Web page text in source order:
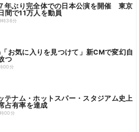
年ぶり完全体での日本公演を開催 東京
間で11万人を動員
時36分
お気に入りを見つけて」新CMで変幻自
つ
00分
テナム・ホットスパー・スタジアム史上
占有率を達成
00分